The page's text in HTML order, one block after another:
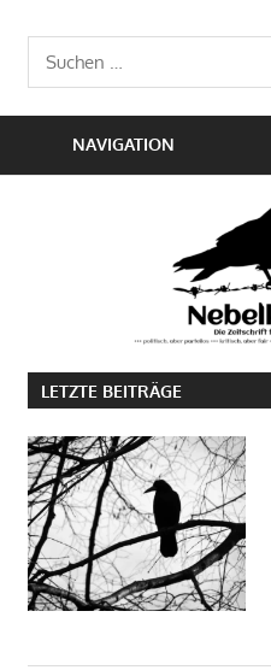
Inhalt
springen
Die
Zeitschrift
Suchen
nach:
NAVIGATION
LETZTE BEITRÄGE